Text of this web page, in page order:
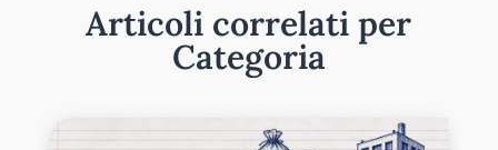
Articoli correlati per
Categoria